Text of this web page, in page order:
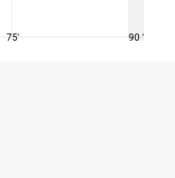
75' 90 '